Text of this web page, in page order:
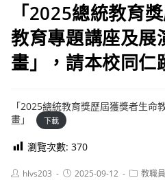
「2025總統教育
教育專題講座及展
畫」，請本校同仁
「2025總統教育獎歷屆獲獎者生
畫」
下載
瀏覽次數: 370
Posthlvs203
Post2025-09-12
Post教職